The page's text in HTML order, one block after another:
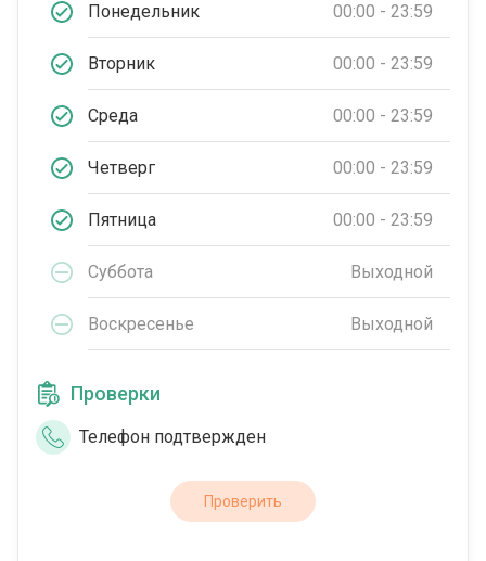
Понедельник 00:00 - 23:59
Вторник 00:00 - 23:59
Среда 00:00 - 23:59
Четверг 00:00 - 23:59
Пятница 00:00 - 23:59
Суббота Выходной
Воскресенье Выходной
Проверки
Телефон подтвержден
Проверить